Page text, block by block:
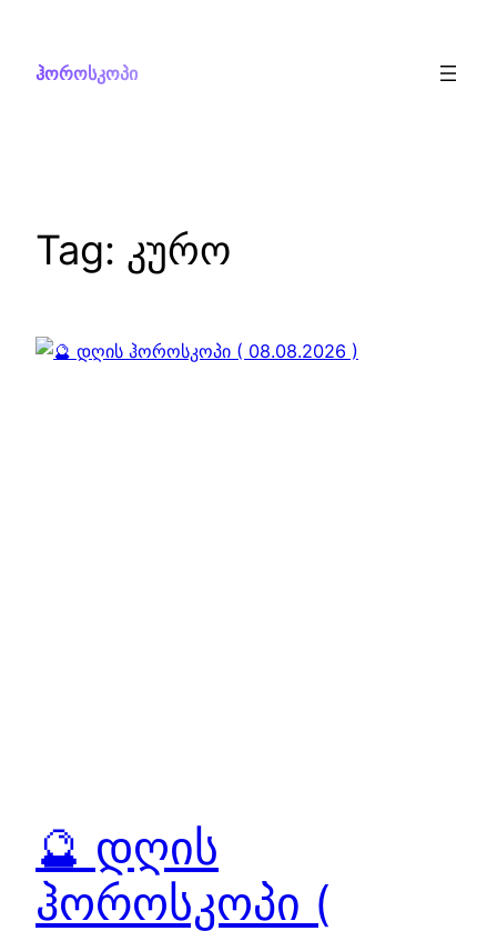
content
ჰოროსკოპი
Tag: კურო
🔮 დღის
ჰოროსკოპი (